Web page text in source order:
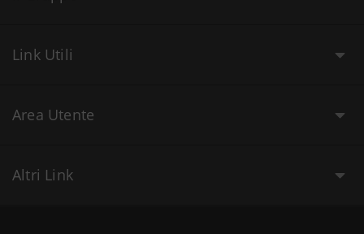
Link Utili
Area Utente
Altri Link